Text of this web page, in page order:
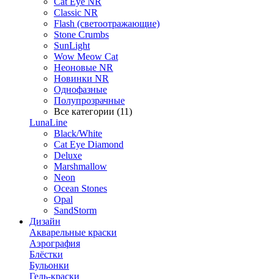
Classic NR
Flash (светоотражающие)
Stone Crumbs
SunLight
Wow Meow Cat
Неоновые NR
Новинки NR
Однофазные
Полупрозрачные
Все категории (11)
LunaLine
Black/White
Cat Eye Diamond
Deluxe
Marshmallow
Neon
Ocean Stones
Opal
SandStorm
Дизайн
Акварельные краски
Аэрография
Блёстки
Бульонки
Гель-краски